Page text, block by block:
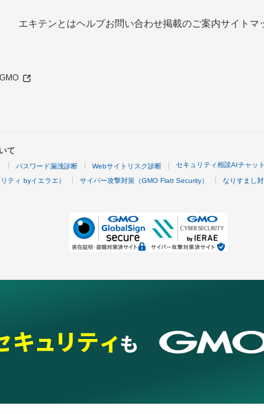
エキテンとはヘルプお問い合わせ掲載のご案内サイトマ
て
パスワード漏洩診断 Webサイトリスク診断 セキュリティ相談AIチャッ
ティ byイエラエ） サイバー攻撃対策（GMO Flatt Security） なりすまし